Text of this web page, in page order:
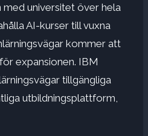
universitet över hela
AI-kurser till vuxna
kommer att
expansionen. IBM
tillgängliga
utbildningsplattform,